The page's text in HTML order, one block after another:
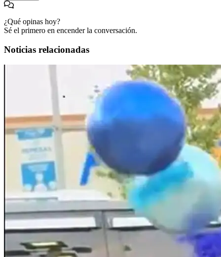
¿Qué opinas hoy?
Sé el primero en encender la conversación.
Noticias relacionadas